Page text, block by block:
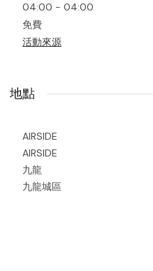
04:00 - 04:00
免費
活動來源
地點
AIRSIDE
AIRSIDE
九龍
九龍城區